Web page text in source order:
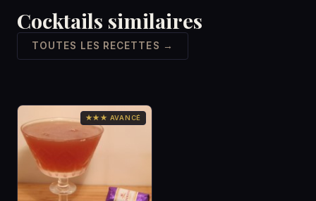
Cocktails similaires
TOUTES LES RECETTES →
★★★ AVANCÉ